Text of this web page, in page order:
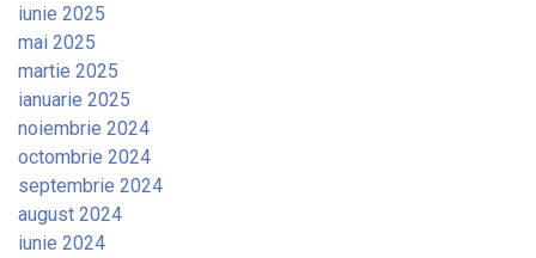
iunie 2025
mai 2025
martie 2025
ianuarie 2025
noiembrie 2024
octombrie 2024
septembrie 2024
august 2024
iunie 2024